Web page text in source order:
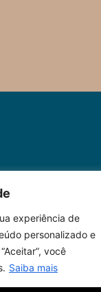
experiência de
personalizado e
você
Saiba mais